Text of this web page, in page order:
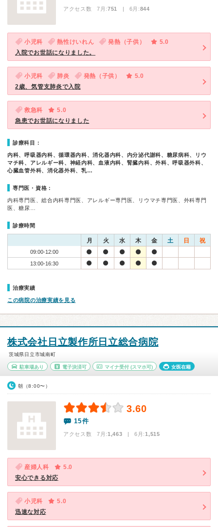
アクセス数 7月:751 | 6月:844
小児科 熱性けいれん 発熱（子供）
5.0
入院でお世話になりました。
小児科 肺炎 発熱（子供）
5.0
2歳、気管支肺炎で入院
救急科
5.0
急患でお世話になりました
診療科目：
内科、呼吸器内科、循環器内科、消化器内科、内分泌代謝科、糖尿病科、リウ
マチ科、アレルギー科、神経内科、血液内科、腎臓内科、外科、呼吸器外科、
心臓血管外科、消化器外科、乳…
専門医・資格：
内科専門医、総合内科専門医、アレルギー専門医、リウマチ専門医、外科専門
医、糖尿…
診療時間
月 火 水 木 金 土 日 祝
09:00-12:00
13:00-16:30
治療実績
この病院の治療実績を見る
株式会社日立製作所日立総合病院
茨城県日立市城南町
駐車場あり 電子決済可 マイナ受付 (スマホ可) 女医在籍
朝（8:00〜）
3.60
15件
アクセス数 7月:1,463 | 6月:1,515
産婦人科
5.0
安心できる対応
小児科
5.0
迅速な対応